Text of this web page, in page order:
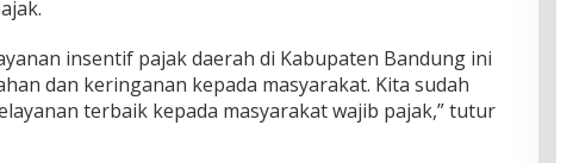
insentif pajak daerah di Kabupaten Bandung ini
dan keringanan kepada masyarakat. Kita sudah
terbaik kepada masyarakat wajib pajak,” tutur
Penguatan Pendidikan Agama dan